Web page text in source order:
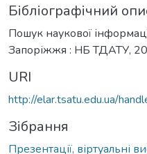
Бібліографічний
Пошук наукової
Запоріжжя : НБ ТДАТУ,
URI
http://elar.tsatu.edu.ua/
Зібрання
Презентації, віртуальні